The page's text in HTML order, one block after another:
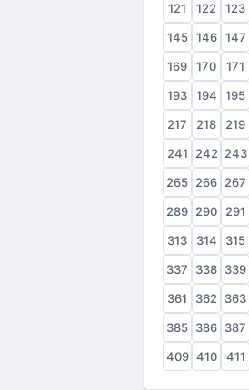
121
122 123
145 146 147
169
170 171
193
194 195
217
218 219
241
242 243
265 266 267
289 290 291
313
314 315
337
338 339
361
362 363
385 386 387
409 410 411